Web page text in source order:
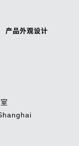
产品外观设计